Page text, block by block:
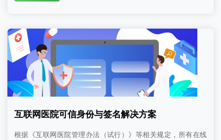
互联网医院可信身份与签名解决方案
根据《互联网医院管理办法（试行）》等相关规定，所有在线